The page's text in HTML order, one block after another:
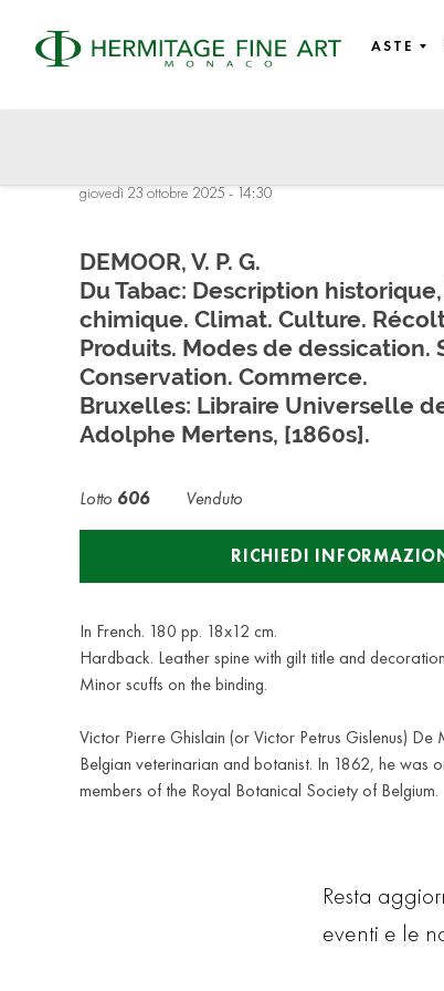
ASTE
RARES LIVRES ET AUTOGRAPHES: Antique
giovedì 23 ottobre 2025 - 14:30
DEMOOR, V. P. G.
Du Tabac: Description
chimique. Climat. Culture.
Produits. Modes de dessication.
Conservation. Commerce.
Bruxelles: Libraire Universelle
Adolphe Mertens, [1860s].
Lotto 606 Venduto
RICHIEDI
In French. 180 pp. 18x12 cm.
Hardback. Leather spine with gilt title and
Minor scuffs on the binding.
Victor Pierre Ghislain (or Victor Petrus Gislenus)
Belgian veterinarian and botanist. In 1862, he was
members of the Royal Botanical Society of Belgium.
Resta
eventi e le